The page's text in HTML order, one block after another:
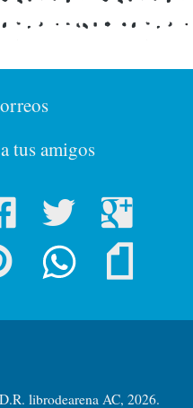
tus amigos
librodearena AC, 2026.